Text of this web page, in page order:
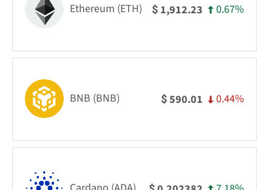
Ethereum (ETH) $ 1,912.23 0.67%
BNB (BNB) $590.01 0.44%